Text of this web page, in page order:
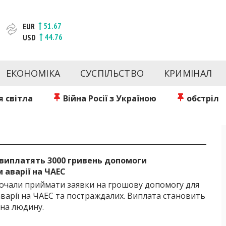
та веб-сайт новин міста Запоріжжя. Кожен день ми
та особи Запоріжжя. INFORM.ZP.UA публікує
EUR
51.67
USD
44.76
ЕКОНОМІКА СУСПІЛЬСТВО КРИМІНАЛ
світла Війна Росії з Україною обстріл
3000 гривень допомоги
аварії на ЧАЕС
приймати заявки на грошову допомогу для
на ЧАЕС та постраждалих. Виплата становить
людину.